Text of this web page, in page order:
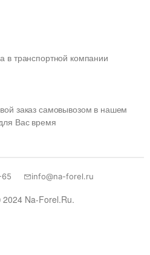
в транспортной компании
заказ самовывозом в нашем
Вас время
Na-Forel.Ru.
info@na-forel.ru